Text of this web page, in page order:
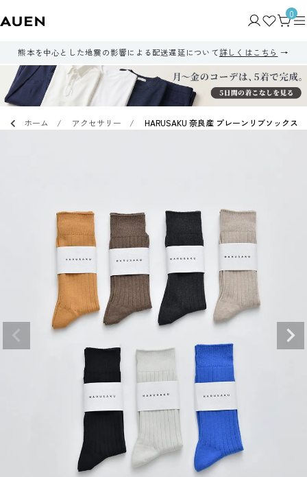
0
熊本を中心とした地震の影響による配送遅延について詳しくはこちら
ホーム アクセサリー HARUSAKU 奈良産 プレーンリブソックス